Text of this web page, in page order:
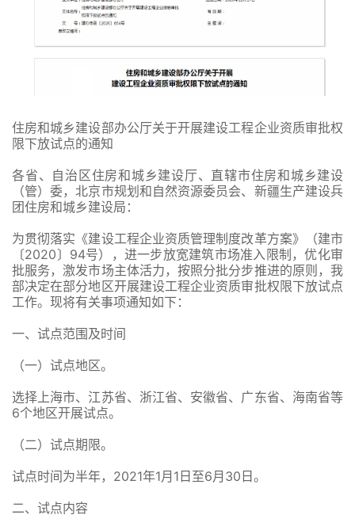
住房和城乡建设部办公厅关于开展建设工程企业资质审批权
限下放试点的通知
各省、自治区住房和城乡建设厅、直辖市住房和城乡建设
（管）委，北京市规划和自然资源委员会、新疆生产建设兵
团住房和城乡建设局：
为贯彻落实《建设工程企业资质管理制度改革方案》（建市
〔2020〕94号），进一步放宽建筑市场准入限制，优化审
批服务，激发市场主体活力，按照分批分步推进的原则，我
部决定在部分地区开展建设工程企业资质审批权限下放试点
工作。现将有关事项通知如下：
一、试点范围及时间
（一）试点地区。
选择上海市、江苏省、浙江省、安徽省、广东省、海南省等
6个地区开展试点。
（二）试点期限。
试点时间为半年，2021年1月1日至6月30日。
二、试点内容